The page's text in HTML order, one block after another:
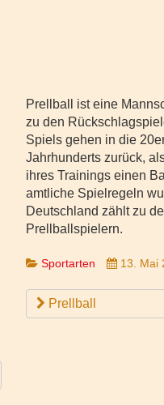
Prellball ist eine
zu den
Spiels gehen in die
Jahrhunderts zurück,
ihres Trainings einen
amtliche Spielregeln
Deutschland zählt zu
Prellballspielern.
Sportarten 13. Mai
Prellball